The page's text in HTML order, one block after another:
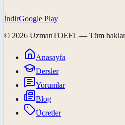
İndirGoogle Play
© 2026 UzmanTOEFL — Tüm
Anasayfa
Dersler
Yorumlar
Blog
Ücretler